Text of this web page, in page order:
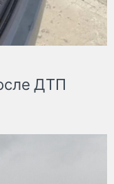
ДТП